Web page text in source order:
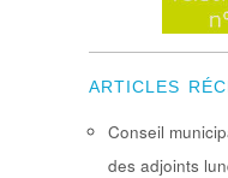
ARTICLES
Conseil
des adjoints